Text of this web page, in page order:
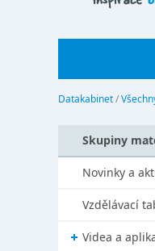
Datakabinet/
Skupiny
Novinky a
Vzdělávací
Videa a